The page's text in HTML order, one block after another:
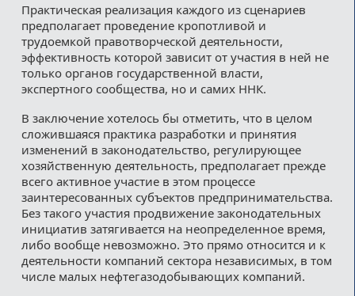
Практическая реализация каждого из сценариев
предполагает проведение кропотливой и
трудоемкой правотворческой деятельности,
эффективность которой зависит от участия в ней не
только органов государственной власти,
экспертного сообщества, но и самих ННК.
В заключение хотелось бы отметить, что в целом
сложившаяся практика разработки и принятия
изменений в законодательство, регулирующее
хозяйственную деятельность, предполагает прежде
всего активное участие в этом процессе
заинтересованных субъектов предпринимательства.
Без такого участия продвижение законодательных
инициатив затягивается на неопределенное время,
либо вообще невозможно. Это прямо относится и к
деятельности компаний сектора независимых, в том
числе малых нефтегазодобывающих компаний.